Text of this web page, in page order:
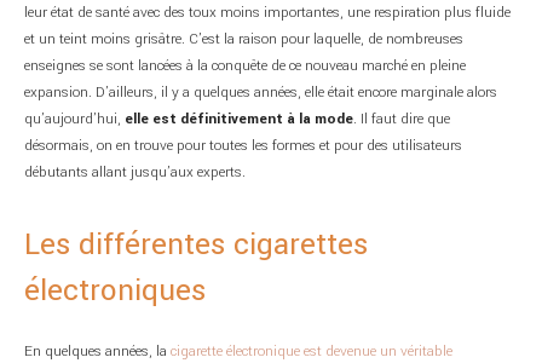
leur état de santé avec des toux moins importantes, une respiration plus fluide
et un teint moins grisâtre. C’est la raison pour laquelle, de nombreuses
enseignes se sont lancées à la conquête de ce nouveau marché en pleine
expansion. D’ailleurs, il y a quelques années, elle était encore marginale alors
qu’aujourd’hui, elle est définitivement à la mode. Il faut dire que
désormais, on en trouve pour toutes les formes et pour des utilisateurs
débutants allant jusqu’aux experts.
Les différentes cigarettes
électroniques
En quelques années, la cigarette électronique est devenue un véritable